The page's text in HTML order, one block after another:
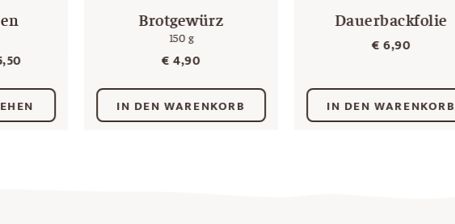
Brotgewürz
150 g
€4,90
IN DEN WARENKORB
Dauerbackfolie
€6,90
IN DEN WARENKORB